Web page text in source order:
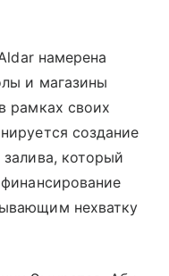
намерена
и магазины
рамках своих
создание
который
нехватку